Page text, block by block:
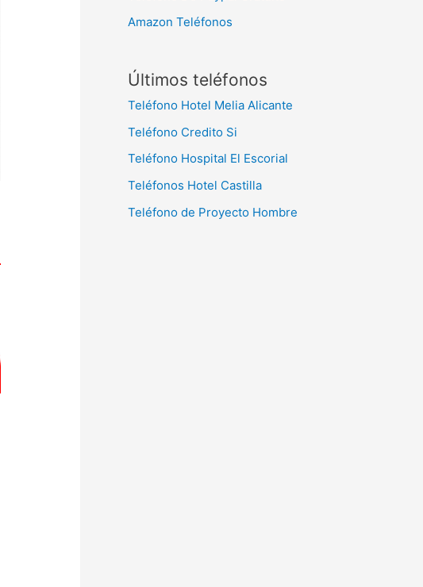
:
Amazon Teléfonos
Últimos teléfonos
Teléfono Hotel Melia Alicante
Teléfono Credito Si
Teléfono Hospital El Escorial
Teléfonos Hotel Castilla
Teléfono de Proyecto Hombre